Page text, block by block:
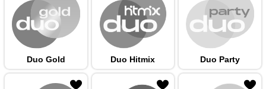
Duo Gold Duo Hitmix Duo Party